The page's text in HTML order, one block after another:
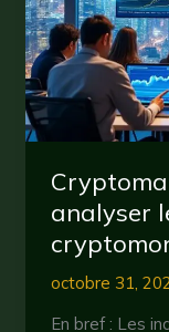
anticiper
en
2025
analyser
octobre 31,
En bref : Les